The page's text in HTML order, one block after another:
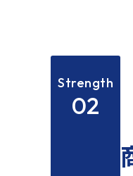
Strength
02